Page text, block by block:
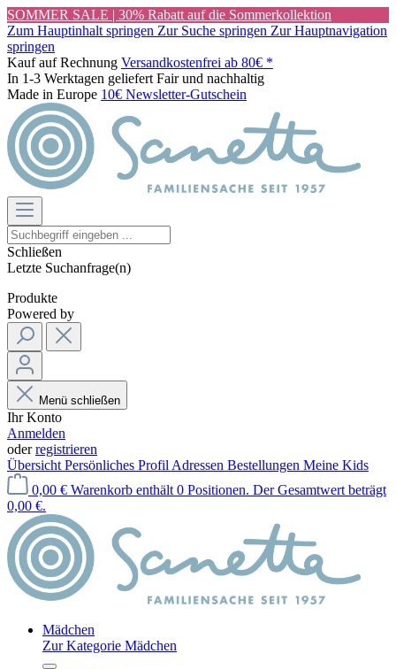
SOMMER SALE | 30% Rabatt auf die Sommerkollektion
Zum Hauptinhalt springen Zur Suche springen Zur Hauptnavigation
springen
Kauf auf Rechnung Versandkostenfrei ab 80€ *
In 1-3 Werktagen geliefert Fair und nachhaltig
Made in Europe 10€ Newsletter-Gutschein
Schließen
Letzte Suchanfrage(n)
Produkte
Powered by
Menü schließen
Ihr Konto
Anmelden
oderregistrieren
Übersicht Persönliches Profil Adressen Bestellungen Meine Kids
0,00 € Warenkorb enthält 0 Positionen. Der Gesamtwert beträgt
0,00 €.
Mädchen
Zur Kategorie Mädchen